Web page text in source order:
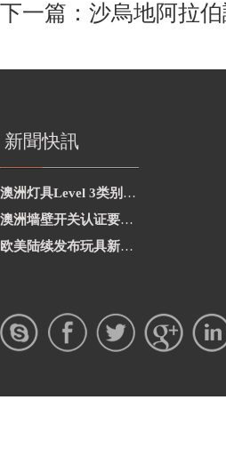
下一篇： 沙烏地阿拉
新聞快訊
澳洲灯具Level 3类别新增2项
澳洲墙壁开关认证要求修订
欧美陆续发布玩具新要求